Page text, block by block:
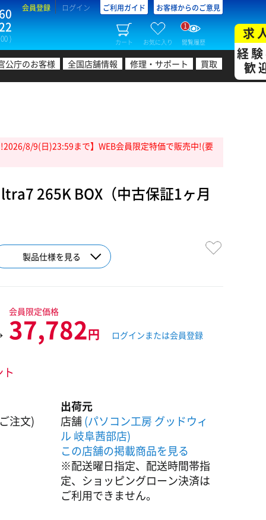
)
会員登録 ログイン ご利用ガイド お客様からのご意見
カート お気に入り 閲覧履歴
1
公庁のお客様 全国店舗情報 修理・サポート 買取
求
経
歓
8/9(日)23:59まで】WEB会員限定特価で販売中!(要
265K BOX（中古保証1ヶ月
製品仕様を見る
会員限定価格
37,782円 ログインまたは会員登録
注文)
出荷元
店舗(パソコン工房 グッドウィ
ル 岐阜茜部店)
この店舗の掲載商品を見る
※配送曜日指定、配送時間帯指
定、ショッピングローン決済は
ご利用できません。